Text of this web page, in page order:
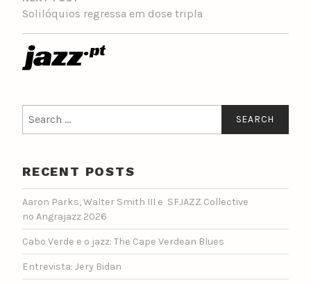
Solilóquios regressa em dose tripla
for:
RECENT POSTS
Aaron Parks, Walter Smith III e SFJAZZ Collective
no Angrajazz 2026
Cabo Verde e o jazz: The Cape Verdean Blues
Entrevista: Jery Bidan